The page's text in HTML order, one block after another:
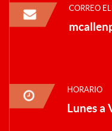
CORREO
HORARIO
Lunes a